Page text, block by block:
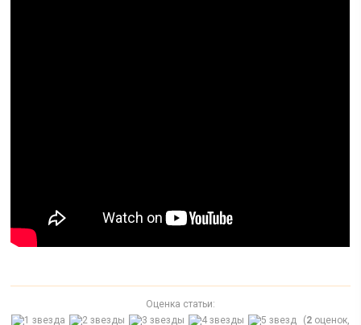
Оценка статьи:
(2оценок,